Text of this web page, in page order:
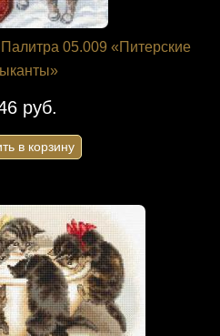
05.009 «Питерские
руб.
в корзину